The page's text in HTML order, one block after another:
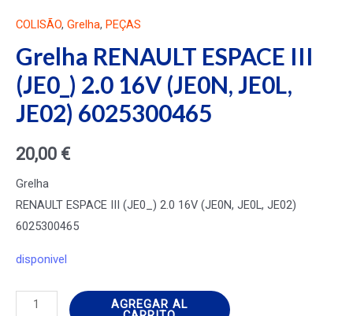
COLISÃO, Grelha, PEÇAS
Grelha RENAULT ESPACE III
(JE0_) 2.0 16V (JE0N, JE0L,
JE02) 6025300465
20,00 €
Grelha
RENAULT ESPACE III (JE0_) 2.0 16V (JE0N, JE0L, JE02)
6025300465
disponivel
Grelha
AGREGAR AL